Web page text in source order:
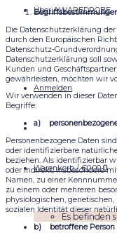
Über AWAREDROBE
Anmelden
Warenkorb /€0,00 0
Es befinden
Die Datenschutzerklärung
durch den Europäischen
Datenschutz-
Datenschutzerklärung soll
Kunden und
gewährleisten, möchten wir
Wir verwenden in dieser
Begriffe:
a)
Personenbezogene Daten
oder identifizierbare
beziehen. Als identifizierbar
oder indirekt, insbesondere
Namen, zu einer
zu einem oder mehreren
physiologischen,
sozialen Identität dieser
b) betroffene Person